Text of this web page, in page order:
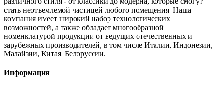
стать неотъемлемой частицей любого помещения. Наша
компания имеет широкий набор технологических
возможностей, а также обладает многообразной
номенклатурой продукции от ведущих отечественных и
зарубежных производителей, в том числе Италии, Индонезии,
Малайзии, Китая, Белоруссии.
Информация